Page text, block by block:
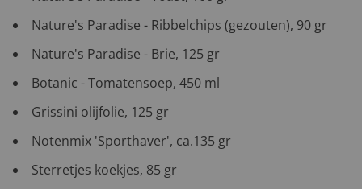
Nature's Paradise - Ribbelchips (gezouten), 90 gr
Nature's Paradise - Brie, 125 gr
Botanic - Tomatensoep, 450 ml
Grissini olijfolie, 125 gr
Notenmix 'Sporthaver', ca.135 gr
Sterretjes koekjes, 85 gr